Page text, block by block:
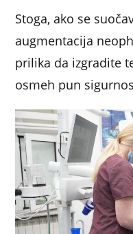
Stoga, ako se
augmentacija
prilika da izgradite
osmeh pun